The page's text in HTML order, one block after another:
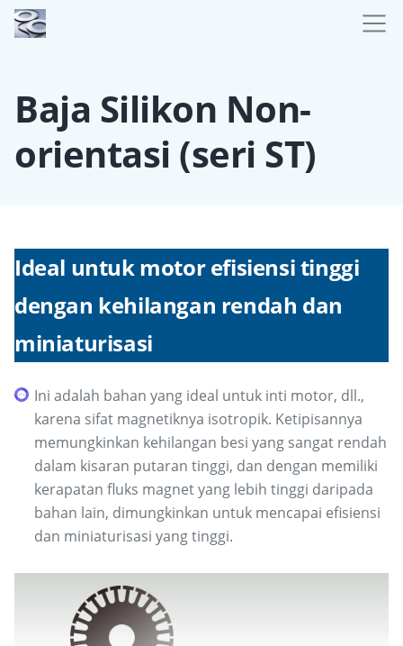
Baja Silikon Non-
orientasi (seri ST)
Ideal untuk motor efisiensi tinggi
dengan kehilangan rendah dan
miniaturisasi
Ini adalah bahan yang ideal untuk inti motor, dll.,
karena sifat magnetiknya isotropik. Ketipisannya
memungkinkan kehilangan besi yang sangat rendah
dalam kisaran putaran tinggi, dan dengan memiliki
kerapatan fluks magnet yang lebih tinggi daripada
bahan lain, dimungkinkan untuk mencapai efisiensi
dan miniaturisasi yang tinggi.